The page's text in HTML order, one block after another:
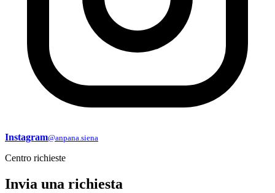
Instagram@anpana.siena
Centro richieste
Invia una richiesta